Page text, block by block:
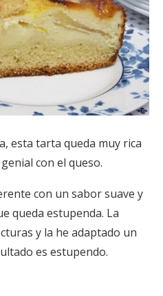
esta tarta queda muy rica
con el queso.
con un sabor suave y
queda estupenda. La
y la he adaptado un
es estupendo.